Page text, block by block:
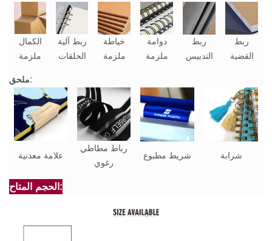
الكمال
ملزمة
ربط آلية
الحلقات
خياطة
ملزمة
دوامة
ملزمة
ربط
التدبيس
ربط
القضية
ملحق:
علامة معدنية
رباط مطاطي
رغوي
شريط مطبوع شرابة
الحجم المتاح: